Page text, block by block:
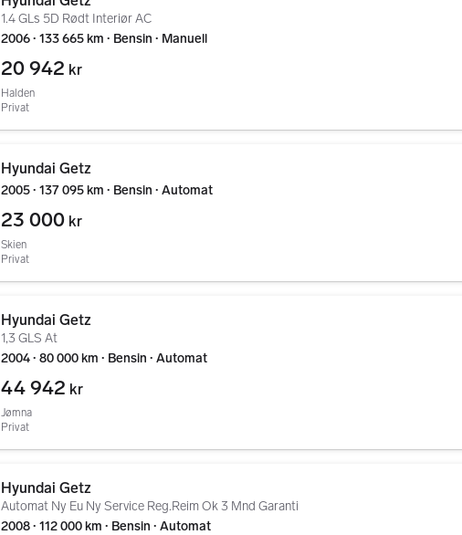
1.4 GLs 5D Rødt Interiør AC
2006 ∙ 133 665 km ∙ Bensin ∙ Manuell
20 942 kr
Halden
Privat
Hyundai Getz
2005 ∙ 137 095 km ∙ Bensin ∙ Automat
23 000 kr
Skien
Privat
Hyundai Getz
1,3 GLS At
2004 ∙ 80 000 km ∙ Bensin ∙ Automat
44 942 kr
Jømna
Privat
Hyundai Getz
Automat Ny Eu Ny Service Reg.Reim Ok 3 Mnd Garanti
2008 ∙ 112 000 km ∙ Bensin ∙ Automat